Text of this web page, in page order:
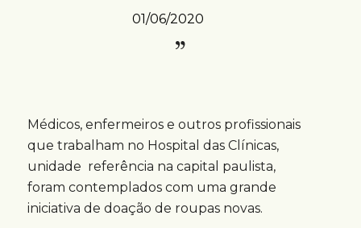
01/06/2020
Médicos, enfermeiros e outros profissionais
que trabalham no Hospital das Clínicas,
unidade referência na capital paulista,
foram contemplados com uma grande
iniciativa de doação de roupas novas.